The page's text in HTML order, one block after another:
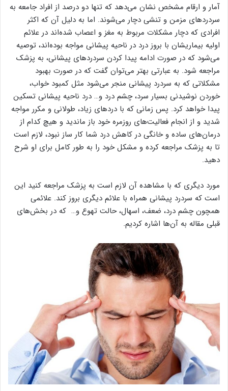
آمار و ارقام مشخص نشان می‌دهد که تنها دو درصد از افراد جامعه به
سردرد‌های مزمن و تنشی دچار می‌شوند. اما به دلیل آن که اکثر
افرادی که دچار مشکلات مربوط به مغز و اعصاب شده‌اند در علائم
اولیه بیماریشان با بروز درد در ناحیه پیشانی مواجه بوده‌اند، توصیه
می‌شود که در صورت ادامه پیدا کردن سردرد‌های پیشانی، به پزشک
مراجعه شود. به عبارتی بهتر می‌توان گفت که در صورت بهبود
مشکلاتی که به سردرد پیشانی منجر می‌شود مثل کمبود خواب،
خوردن نوشیدنی بسیار سرد، چشم درد و… درد ناحیه پیشانی تسکین
پیدا خواهد کرد. پس زمانی که با درد‌های زیاد، طولانی و مکرر مواجه
شدید و از انجام فعالیت‌های روزمره خود باز ماندید و هیچ کدام از
درمان‌های ساده و خانگی در کاهش درد شما کار ساز نبود، لازم است
تا به پزشک مراجعه کرده و مشکل خود را به طور کامل برای او شرح
دهید.
مورد دیگری که با مشاهده آن لازم است به پزشک مراجعه کنید این
است که سردرد پیشانی همراه با علائم دیگری بروز کند. علائمی
همچون چشم درد، ضعف، اسهال، حالت تهوع و… که در بخش‌های
قبلی مقاله به آن‌ها اشاره کردیم.